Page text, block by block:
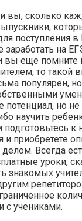
вы, сколько
поступления
заработать на
вы еще
то такой
популярен,
потенциал, но
научить
подготовьтесь
приобретете
делом. Всегда
уроки,
знакомых
с учениками.